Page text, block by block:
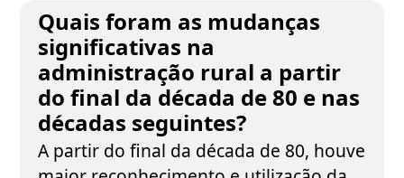
Quais foram as mudanças
significativas na
administração rural a partir
do final da década de 80 e nas
décadas seguintes?
A partir do final da década de 80, houve